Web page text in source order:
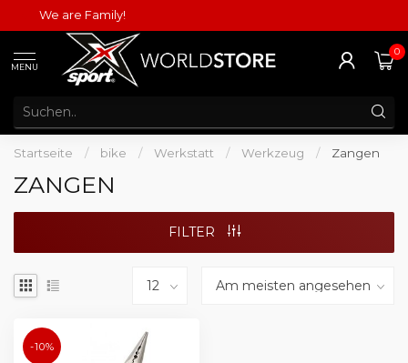
We are Family!
MENU
0
Startseite / bike / Werkstatt / Werkzeug / Zangen
ZANGEN
FILTER
-10%